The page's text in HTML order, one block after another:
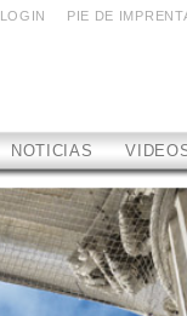
LOGIN PIE DE
NOTICIAS